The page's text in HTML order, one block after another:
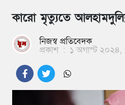
কারো মৃত্যুতে
নিজস্ব প্রতিবেদক
প্রকাশ : ১ অগাস্ট